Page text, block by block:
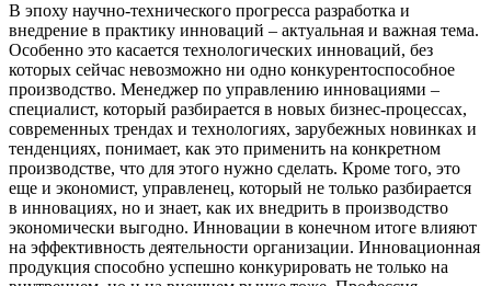
В эпоху научно-технического прогресса разработка и
внедрение в практику инноваций – актуальная и важная тема.
Особенно это касается технологических инноваций, без
которых сейчас невозможно ни одно конкурентоспособное
производство. Менеджер по управлению инновациями –
специалист, который разбирается в новых бизнес-процессах,
современных трендах и технологиях, зарубежных новинках и
тенденциях, понимает, как это применить на конкретном
производстве, что для этого нужно сделать. Кроме того, это
еще и экономист, управленец, который не только разбирается
в инновациях, но и знает, как их внедрить в производство
экономически выгодно. Инновации в конечном итоге влияют
на эффективность деятельности организации. Инновационная
продукция способно успешно конкурировать не только на